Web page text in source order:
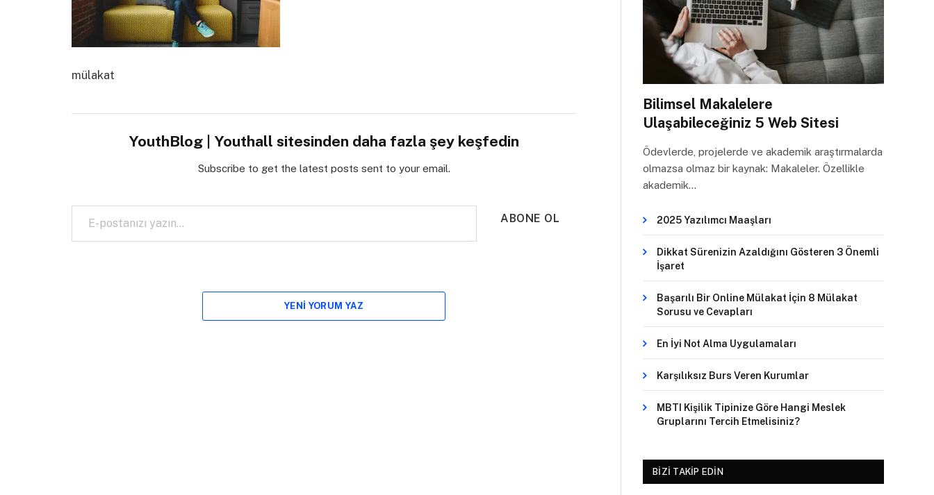
mülakat
YouthBlog | Youthall sitesinden daha fazla şey keşfedin
Subscribe to get the latest posts sent to your email.
E-postanızı yazın…
ABONE OL
YENI YORUM YAZ
Bilimsel Makalelere
Ulaşabileceğiniz 5 Web Sitesi
Ödevlerde, projelerde ve akademik araştırmalarda
olmazsa olmaz bir kaynak: Makaleler. Özellikle
akademik…
2025 Yazılımcı Maaşları
Dikkat Sürenizin Azaldığını Gösteren 3 Önemli
İşaret
Başarılı Bir Online Mülakat İçin 8 Mülakat
Sorusu ve Cevapları
En İyi Not Alma Uygulamaları
Karşılıksız Burs Veren Kurumlar
MBTI Kişilik Tipinize Göre Hangi Meslek
Gruplarını Tercih Etmelisiniz?
BIZI TAKIP EDIN